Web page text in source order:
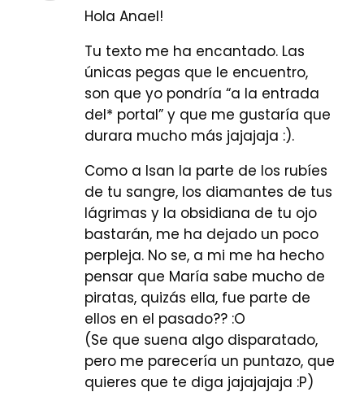
Hola Anael!
Tu texto me ha encantado. Las
únicas pegas que le encuentro,
son que yo pondría “a la entrada
del* portal” y que me gustaría que
durara mucho más jajajaja :).
Como a Isan la parte de los rubíes
de tu sangre, los diamantes de tus
lágrimas y la obsidiana de tu ojo
bastarán, me ha dejado un poco
perpleja. No se, a mi me ha hecho
pensar que María sabe mucho de
piratas, quizás ella, fue parte de
ellos en el pasado?? :O
(Se que suena algo disparatado,
pero me parecería un puntazo, que
quieres que te diga jajajajaja :P)